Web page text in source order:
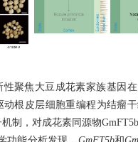
性聚焦大豆成花素家族基因
动根皮层细胞重编程为结瘤
制，对成花素同源物